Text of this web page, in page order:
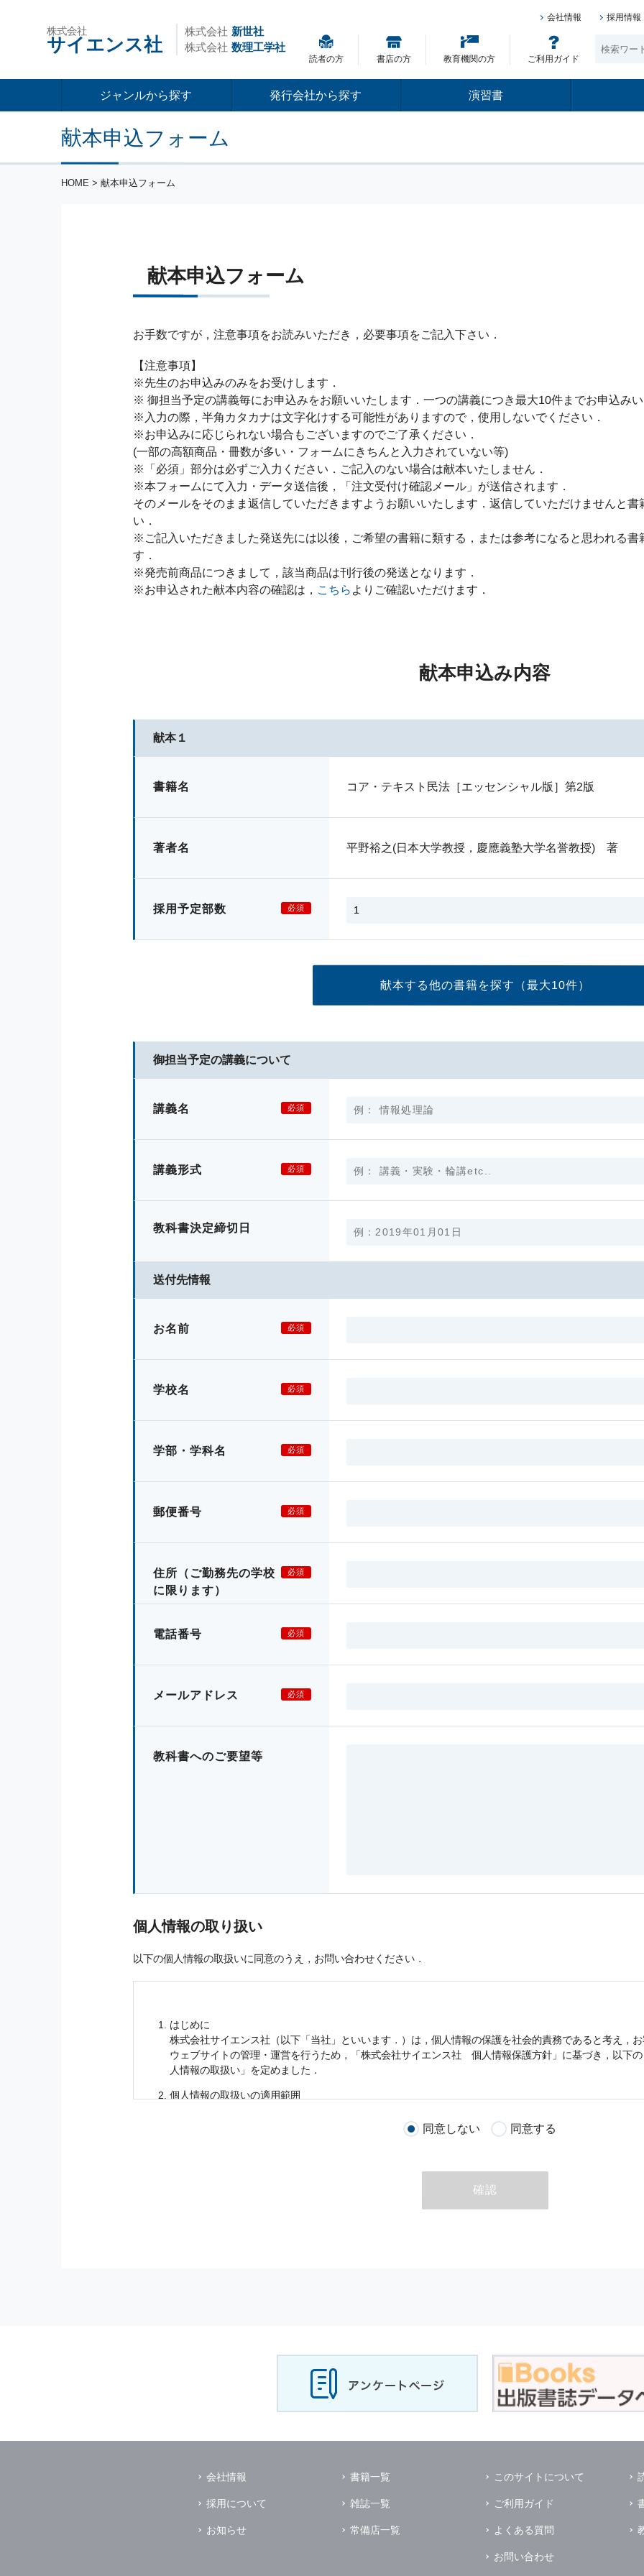
株式会社
サイエンス社
株式会社 新世社
株式会社 数理工学社
会社情報 採用情報
読者の方 書店の方 教育機関の方 ご利用ガイド
ジャンルから探す 発行会社から探す 演習書
献本申込フォーム
HOME > 献本申込フォーム
献本申込フォーム
お手数ですが，注意事項をお読みいただき，必要事項をご記入下さい．
【注意事項】
※先生のお申込みのみをお受けします．
※ 御担当予定の講義毎にお申込みをお願いいたします．一つの講義につき最大10件までお申込み
※入力の際，半角カタカナは文字化けする可能性がありますので，使用しないでください．
※お申込みに応じられない場合もございますのでご了承ください．
(一部の高額商品・冊数が多い・フォームにきちんと入力されていない等)
※「必須」部分は必ずご入力ください．ご記入のない場合は献本いたしません．
※本フォームにて入力・データ送信後，「注文受付け確認メール」が送信されます．
そのメールをそのまま返信していただきますようお願いいたします．返信していただけませんと
い．
※ご記入いただきました発送先には以後，ご希望の書籍に類する，または参考になると思われる
す．
※発売前商品につきまして，該当商品は刊行後の発送となります．
※お申込された献本内容の確認は， こちら よりご確認いただけます．
献本申込み内容
献本１
書籍名 コア・テキスト民法［エッセンシャル版］第2版
著者名 平野裕之(日本大学教授，慶應義塾大学名誉教授) 著
採用予定部数 必須
献本する他の書籍を探す （最大10件）
御担当予定の講義について
講義名 必須
講義形式 必須
教科書決定締切日
送付先情報
お名前 必須
学校名 必須
学部・学科名 必須
郵便番号 必須
住所 （ご勤務先の学校
に限ります）
必須
電話番号 必須
メールアドレス 必須
教科書へのご要望等
個人情報の取り扱い
以下の個人情報の取扱いに同意のうえ，お問い合わせください．
はじめに
株式会社サイエンス社（以下「当社」といいます．）は，個人情報の保護を社会的責務であると考え，
ウェブサイトの管理・運営を行うため，「株式会社サイエンス社 個人情報保護方針」に基づき，以下
人情報の取扱い」を定めました．
個人情報の取扱いの適用範囲
個人情報 個人情報
の他に，以下の各号に定める目的のために利用することがあります．
本サービスの提供または以下に定める目的以外に，当社はお客様の個人情報利用することはありません．
の正確性及び安全性を確保する為，個人情報へのアクセス管理，持ち出し手段の制限，
破壊，改ざんなどに対しては，合理的な安全対策を講じるとともに，万一，漏洩等個人情報に関する事
を含む適切な対策を速やかに講じます．
の預託について
その場合は，業務委託先の適切な管理及び監督を行います．
個人情報の第三者への開示
当社は，個人情報 を本人の許可無く他の事業者や個人などの第三者に提供および公開することはありま
ただし，以下に該当する場合はその限りではありません．
（1） 情報提供について本人の同意がある場合
を開示する場合．ただし，この場合に開示
同意しない 同意する
確認
会社情報
採用について
お知らせ
書籍一覧
雑誌一覧
常備店一覧
このサイトについて
ご利用ガイド
よくある質問
お問い合わせ